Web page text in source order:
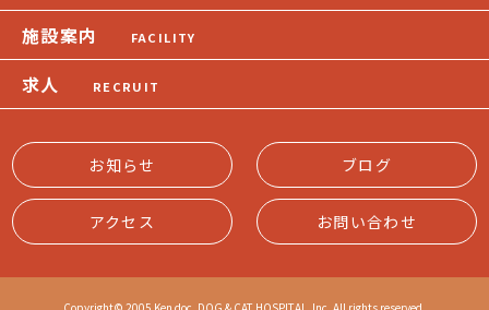
施設案内 FACILITY
求人 RECRUIT
お知らせ ブログ
アクセス お問い合わせ